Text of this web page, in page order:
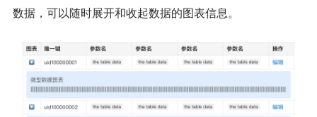
数据，可以随时展开和收起数据的图表信息。